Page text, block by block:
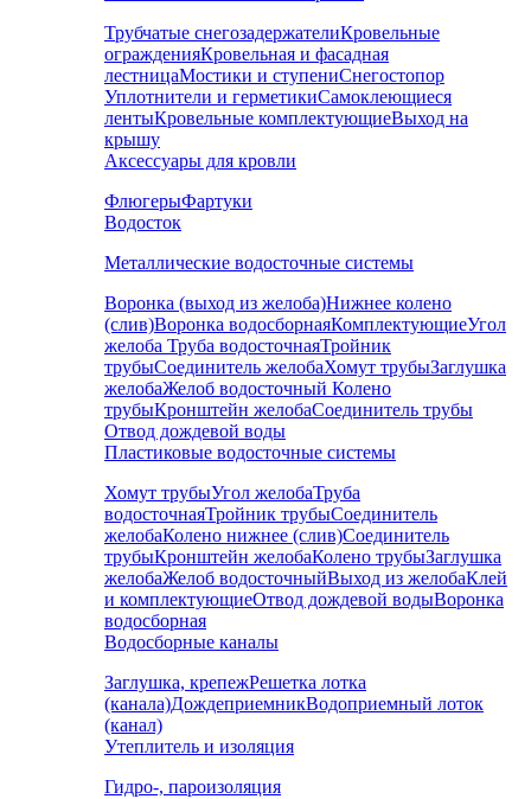
Трубчатые снегозадержателиКровельные
огражденияКровельная и фасадная
лестницаМостики и ступениСнегостопор
Уплотнители и герметикиСамоклеющиеся
лентыКровельные комплектующиеВыход на
крышу
Аксессуары для кровли
ФлюгерыФартуки
Водосток
Металлические водосточные системы
Воронка (выход из желоба)Нижнее колено
(слив)Воронка водосборнаяКомплектующиеУгол
желоба Труба водосточнаяТройник
трубыСоединитель желобаХомут трубыЗаглушка
желобаЖелоб водосточный Колено
трубыКронштейн желобаСоединитель трубы
Отвод дождевой воды
Пластиковые водосточные системы
Хомут трубыУгол желобаТруба
водосточнаяТройник трубыСоединитель
желобаКолено нижнее (слив)Соединитель
трубыКронштейн желобаКолено трубыЗаглушка
желобаЖелоб водосточныйВыход из желобаКлей
и комплектующиеОтвод дождевой водыВоронка
водосборная
Водосборные каналы
Заглушка, крепежРешетка лотка
(канала)ДождеприемникВодоприемный лоток
(канал)
Утеплитель и изоляция
Гидро-, пароизоляция